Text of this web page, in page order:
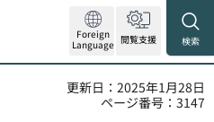
Foreign
Language 閲覧支援 検索
更新日：2025年1月28日
ページ番号：3147